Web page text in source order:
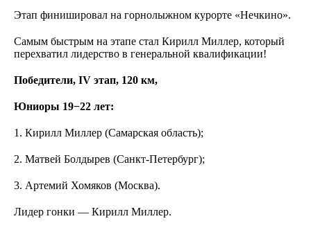
Этап финишировал на горнолыжном курорте «Нечкино».
Самым быстрым на этапе стал Кирилл Миллер, который
перехватил лидерство в генеральной квалификации!
Победители, IV этап, 120 км,
Юниоры 19−22 лет:
1. Кирилл Миллер (Самарская область);
2. Матвей Болдырев (Санкт-Петербург);
3. Артемий Хомяков (Москва).
Лидер гонки — Кирилл Миллер.